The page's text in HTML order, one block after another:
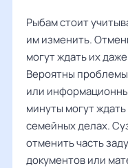
Рыбам стоит
им изменить.
могут ждать их
Вероятны
или
минуты могут
семейных делах.
отменить часть
документов или